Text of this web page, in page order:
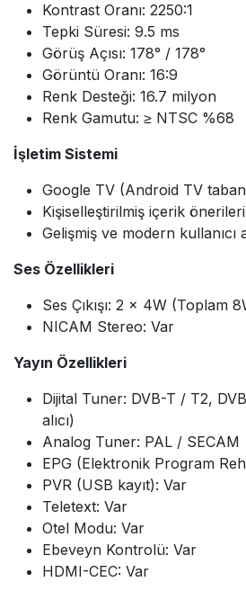
Kontrast Oranı: 2250:1
Tepki Süresi: 9.5 ms
Görüş Açısı: 178° / 178°
Görüntü Oranı: 16:9
Renk Desteği: 16.7 milyon
Renk Gamutu: ≥ NTSC %68
İşletim Sistemi
Google TV (Android TV
Kişiselleştirilmiş içerik önerileri
Gelişmiş ve modern kullanıcı
Ses Özellikleri
Ses Çıkışı: 2 x 4W (Toplam
NICAM Stereo: Var
Yayın Özellikleri
Dijital Tuner: DVB-T / T2,
alıcı)
Analog Tuner: PAL / SECAM
EPG (Elektronik Program
PVR (USB kayıt): Var
Teletext: Var
Otel Modu: Var
Ebeveyn Kontrolü: Var
HDMI-CEC: Var